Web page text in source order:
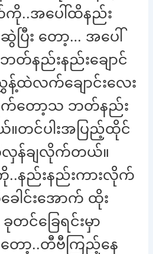
..အပေါ်ထိနည်း
ပြီး တော့… အပေါ်
နည်းနည်းချောင်
န့်ထဲလက်ချောင်းလေး
က်တော့သ ဘတ်နည်း
။တင်ပါးအပြည့်ထိုင်
လှန်ချလိုက်တယ်။
ကို..နည်းနည်းကားလိုက်
င်းအောက် ထိုး
ခြေရင်းမှာ
ော့..တီဗီကြည့်နေ